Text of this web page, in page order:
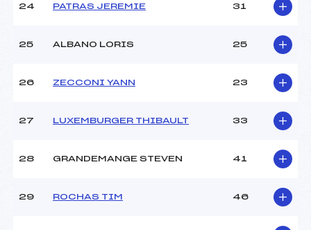
24 PATRAS JEREMIE 31
25 ALBANO LORIS 25
26 ZECCONI YANN 23
27 LUXEMBURGER THIBAULT 33
28 GRANDEMANGE STEVEN 41
29 ROCHAS TIM 46